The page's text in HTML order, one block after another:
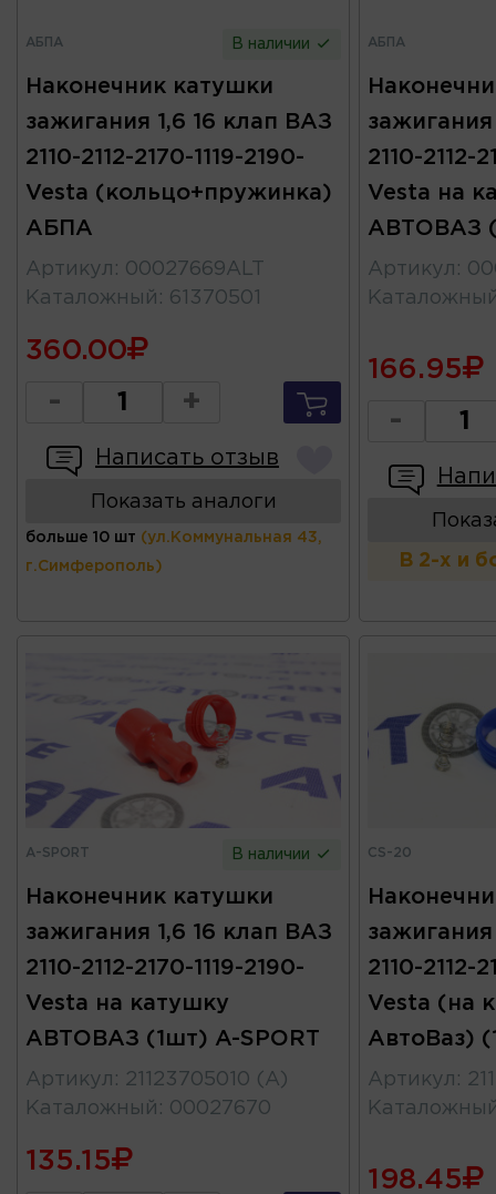
АБПА В наличии
Наконечник катушки
зажигания 1,6 16 клап ВАЗ
2110-2112-2170-1119-2190-
Vesta (кольцо+пружинка)
АБПА
Артикул : 00027669ALT
Каталожный : 61370501
360.00
- +
Написать отзыв
Показать аналоги
больше 10 шт (ул.Коммунальная 43,
г.Симферополь)
АБПА
2110-2112-
Vesta на
АВТОВАЗ
Артикул :
166.95
-
В 2-х и
A-SPORT В наличии
Наконечник катушки
зажигания 1,6 16 клап ВАЗ
2110-2112-2170-1119-2190-
Vesta на катушку
АВТОВАЗ (1шт) A-SPORT
Артикул : 21123705010 (A)
Каталожный : 00027670
135.15
CS-20
2110-2112-
Vesta (на
АвтоВаз)
Артикул :
198.45